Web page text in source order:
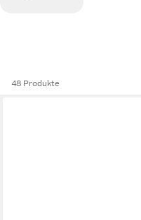
48 Produkte